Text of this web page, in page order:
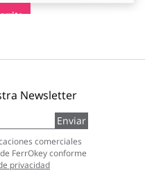
Newsletter
Enviar
comerciales
FerrOkey conforme
privacidad